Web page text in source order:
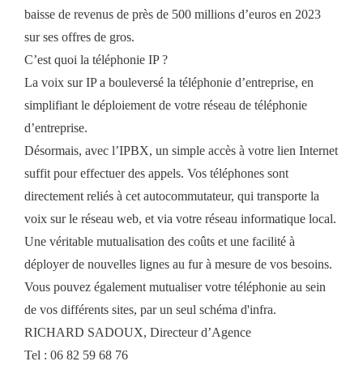
baisse de revenus de près de 500 millions d’euros en 2023
sur ses offres de gros.
C’est quoi la téléphonie IP ?
La voix sur IP a bouleversé la téléphonie d’entreprise, en
simplifiant le déploiement de votre réseau de téléphonie
d’entreprise.
Désormais, avec l’IPBX, un simple accès à votre lien Internet
suffit pour effectuer des appels. Vos téléphones sont
directement reliés à cet autocommutateur, qui transporte la
voix sur le réseau web, et via votre réseau informatique local.
Une véritable mutualisation des coûts et une facilité à
déployer de nouvelles lignes au fur à mesure de vos besoins.
Vous pouvez également mutualiser votre téléphonie au sein
de vos différents sites, par un seul schéma d'infra.
RICHARD SADOUX, Directeur d’Agence
Tel : 06 82 59 68 76